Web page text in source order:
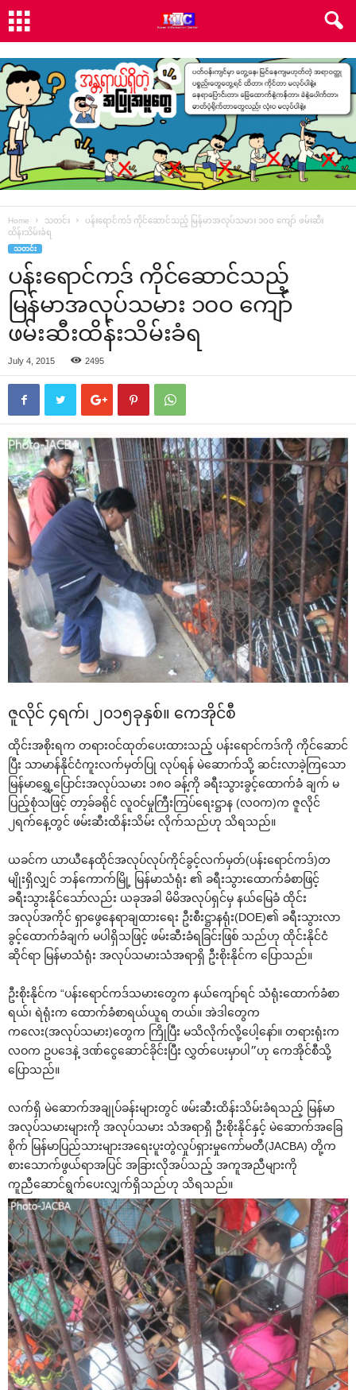
Home သတင်း
ပန်း‌ရောင်ကဒ် ကိုင်‌ဆောင်သည့် မြန်မာအလုပ်သမား ၁၀ဝ ‌ကျော် ဖမ်းဆီး
ထိန်းသိမ်းခံရ
သတင်း
ပန်း‌ရောင်ကဒ် ကိုင်‌ဆောင်သည့်
မြန်မာအလုပ်သမား ၁၀ဝ ‌ကျော်
ဖမ်းဆီးထိန်းသိမ်းခံရ
July 4, 2015 2495
ဇူလိုင် ၄ရက်၊ ၂၀၁၅ခုနှစ်။ ‌ကေအိုင်စီ
ထိုင်းအစိုးရက တရားဝင်ထုတ်‌ပေးထားသည့် ပန်း‌ရောင်ကဒ်ကို ကိုင်‌ဆောင်
ပြီး သာမာန်နိုင်ငံကူးလက်မှတ်ပြု လုပ်ရန် မဲ‌ဆောက်သို့ ဆင်းလာခဲ့ကြ‌သော
မြန်မာ‌ရွှေ့‌ပြောင်းအလုပ်သမား ၁၈ဝ ခန့်ကို ခရီးသွားခွင့်‌ထောက်ခံ ချက် မ
ပြည့်စုံသဖြင့် တာ့ခ်ခရိုင် လူဝင်မှုကြီးကြပ်‌ရေးဋ္ဌာန (လဝက)က ဇူလိုင်
၂ရက်‌နေ့တွင် ဖမ်းဆီးထိန်းသိမ်း လိုက်သည်ဟု သိရသည်။
ယခင်က ယာယီ‌နေထိုင်အလုပ်လုပ်ကိုင်ခွင့်လက်မှတ်(ပန်း‌ရောင်ကဒ်)တ
မျိုးရှိလျှင် ဘန်‌ကောက်မြို့ မြန်မာသံရုံး ၏ ခရီးသွား‌ထောက်ခံစာဖြင့်
ခရီးသွားနိုင်‌သော်လည်း ယခုအခါ မိမိအလုပ်ရှင်မှ နယ်‌မြေခံ ထိုင်း
အလုပ်အကိုင် ရှာ‌ဖွေ‌နေရာချထား‌ရေး ဦးစီးဋ္ဌာနရုံး(DOE)၏ ခရီးသွားလာ
ခွင့်‌ထောက်ခံချက် မပါရှိသဖြင့် ဖမ်းဆီးခံရခြင်းဖြစ် သည်ဟု ထိုင်းနိုင်ငံ
ဆိုင်ရာ မြန်မာသံရုံး အလုပ်သမားသံအရာရှိ ဦးစိုးနိုင်က ‌ပြောသည်။
ဦးစိုးနိုင်က “ပန်း‌ရောင်ကဒ်သမား‌တွေက နယ်‌ကျော်ရင် သံရုံး‌ထောက်ခံစာ
ရယ်၊ ရဲရုံးက ‌ထောက်ခံစာရယ်ယူရ တယ်။ အဲဒါ‌တွေက
က‌လေး(အလုပ်သမား)‌တွေက ကြိုပြီး မသိလိုက်လို့‌ပေါ့‌နော်။ တရားရုံးက
လဝက ဥပ‌ဒေနဲ့ ဒဏ်‌ငွေ‌ဆောင်ခိုင်းပြီး လွှတ်‌ပေးမှာပါ״ဟု ‌ကေအိုင်စီသို့
‌ပြောသည်။
လက်ရှိ မဲ‌ဆောက်အချုပ်ခန်းများတွင် ဖမ်းဆီးထိန်းသိမ်းခံရသည့် မြန်မာ
အလုပ်သမားများကို အလုပ်သမား သံအရာရှိ ဦးစိုးနိုင်နှင့် မဲ‌ဆောက်အ‌ခြေ
စိုက် မြန်မာပြည်သားများအ‌ရေးပူးတွဲလှုပ်ရှားမှု‌ကော်မတီ(JACBA) တို့က
စား‌သောက်ဖွယ်ရာအပြင် အခြားလိုအပ်သည့် အကူအညီများကို
ကူညီ‌ဆောင်ရွက်‌ပေးလျှက်ရှိသည်ဟု သိရသည်။